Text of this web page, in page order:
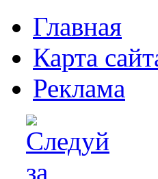
Главная
Карта
Реклама